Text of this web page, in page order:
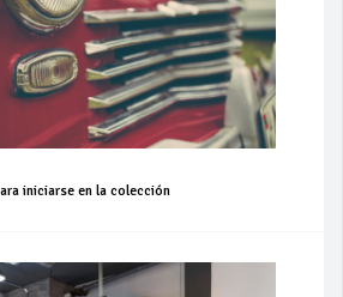
iniciarse en la colección